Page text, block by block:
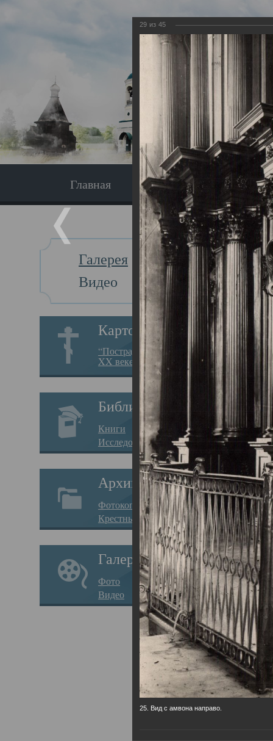
Главная Экскурсия
Галерея
Видео
Картотека
“Пострадавшие за веру в
XX веке на Севере”
Библиотека
Книги
Исследования
Архив
Фотокопии дел
Крестные ходы
Галерея
Фото
Видео
Главная
29 из 45
25. Вид с амвона направо.